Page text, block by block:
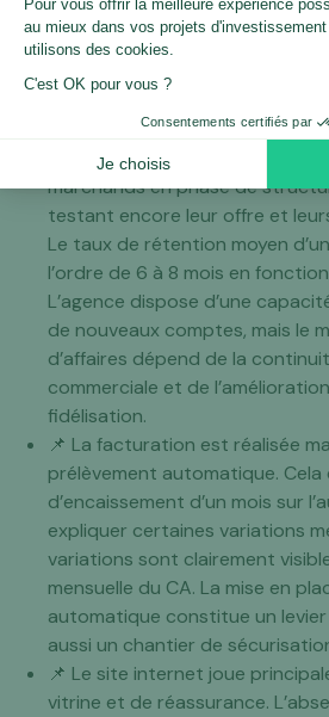
📌 Les process commerciaux
documentés, ce qui facilite la
transmission du savoir-faire.
📌 Le portefeuille clients
régulier, lié en partie au profil
accompagnés : sites e-
marchands en phase de
testant encore leur offre et
Le taux de rétention moyen
l’ordre de 6 à 8 mois en
L’agence dispose d’une
de nouveaux comptes, mais le
d’affaires dépend de la
commerciale et de
fidélisation.
📌 La facturation est réalisée
prélèvement automatique. Cela
d’encaissement d’un mois sur
expliquer certaines variations
variations sont clairement
mensuelle du CA. La mise en
automatique constitue un levier
aussi un chantier de
📌 Le site internet joue
vitrine et de réassurance.